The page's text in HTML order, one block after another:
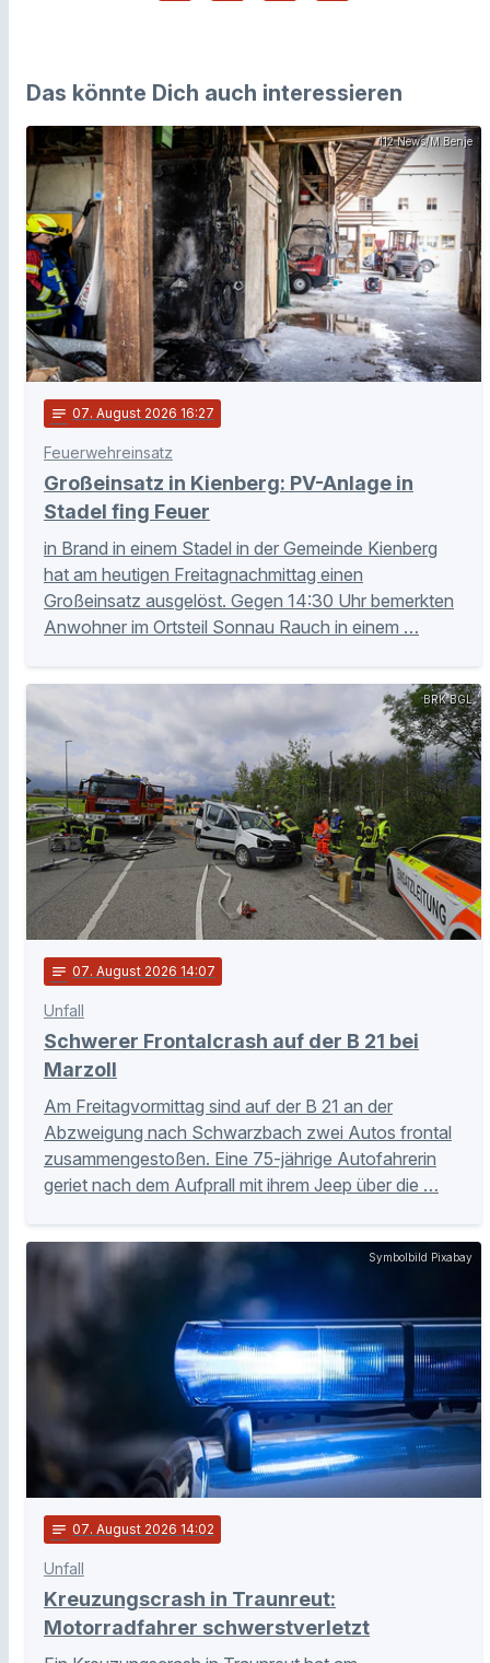
Das könnte Dich auch interessieren
112 News/M.Benje
notes 07. August 2026 16:27
Feuerwehreinsatz
Großeinsatz in Kienberg: PV-Anlage in
Stadel fing Feuer
in Brand in einem Stadel in der Gemeinde Kienberg
hat am heutigen Freitagnachmittag einen
Großeinsatz ausgelöst. Gegen 14:30 Uhr bemerkten
Anwohner im Ortsteil Sonnau Rauch in einem …
BRK BGL
notes 07. August 2026 14:07
Unfall
Schwerer Frontalcrash auf der B 21 bei
Marzoll
Am Freitagvormittag sind auf der B 21 an der
Abzweigung nach Schwarzbach zwei Autos frontal
zusammengestoßen. Eine 75-jährige Autofahrerin
geriet nach dem Aufprall mit ihrem Jeep über die …
Symbolbild Pixabay
notes 07. August 2026 14:02
Unfall
Kreuzungscrash in Traunreut:
Motorradfahrer schwerstverletzt